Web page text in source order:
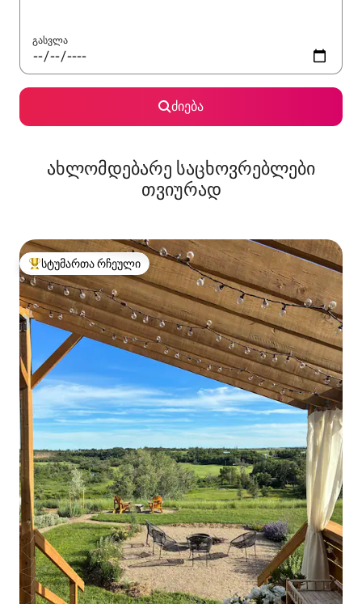
გასვლა
ძიება
ახლომდებარე საცხოვრებლები
თვიურად
სტუმართა რჩეული მოწინავე ვარიანტი
სტუმართა რჩეული